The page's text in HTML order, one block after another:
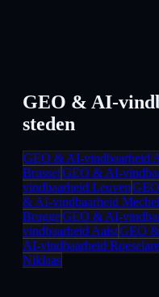
GEO & AI-
steden
GEO & AI-vindbaarheid
BrusselGEO & AI-
vindbaarheid Leuven
& AI-vindbaarheid
BruggeGEO & AI-
vindbaarheid AalstGEO
AI-vindbaarheid Roeselare
Niklaas